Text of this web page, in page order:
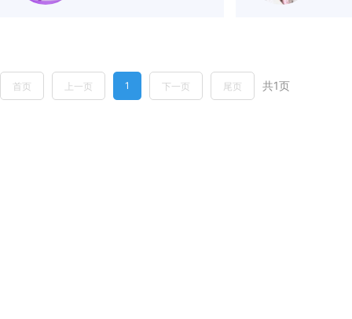
首页 上一页 1 下一页 尾页 共1页